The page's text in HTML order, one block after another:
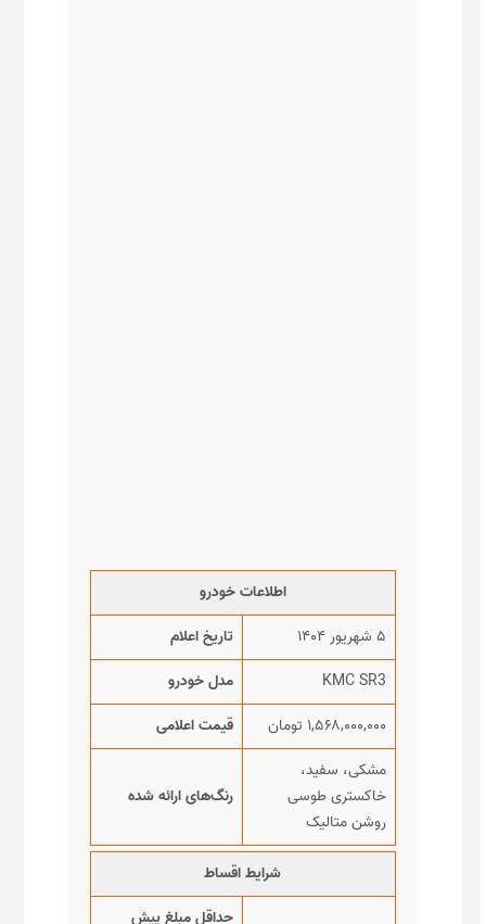
اطلاعات خودرو
۵ شهریور ۱۴۰۴
تاریخ اعلام
KMC SR3
مدل خودرو
۱,۵۶۸,۰۰۰,۰۰۰ تومان
قیمت اعلامی
مشکی، سفید،
خاکستری طوسی
روشن متالیک
رنگ‌های ارائه شده
شرایط اقساط
حداقل مبلغ پیش